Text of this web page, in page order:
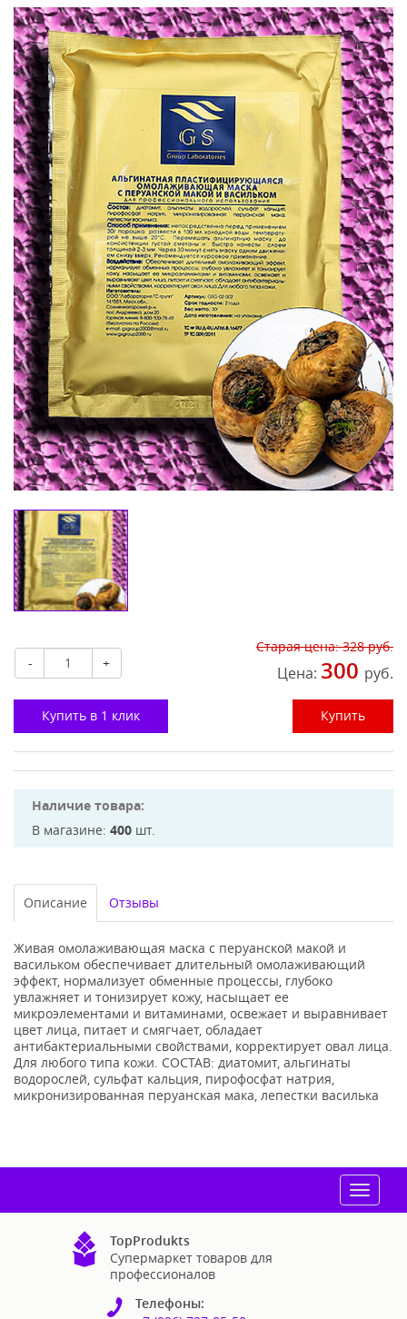
- +
Старая цена:328 руб.
Цена: 300 руб.
Купить в 1 клик Купить
Наличие товара:
В магазине: 400 шт.
Описание Отзывы
Живая омолаживающая маска с перуанской макой и
васильком обеспечивает длительный омолаживающий
эффект, нормализует обменные процессы, глубоко
увлажняет и тонизирует кожу, насыщает ее
микроэлементами и витаминами, освежает и выравнивает
цвет лица, питает и смягчает, обладает
антибактериальными свойствами, корректирует овал лица.
Для любого типа кожи. СОСТАВ: диатомит, альгинаты
водорослей, сульфат кальция, пирофосфат натрия,
микронизированная перуанская мака, лепестки василька
Toggle
TopProdukts
Супермаркет товаров для
профессионалов
Телефоны: